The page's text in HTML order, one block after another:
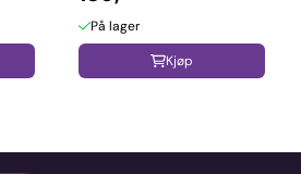
På lager
Kjøp